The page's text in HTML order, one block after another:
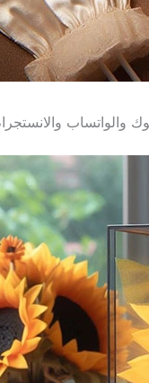
والواتساب